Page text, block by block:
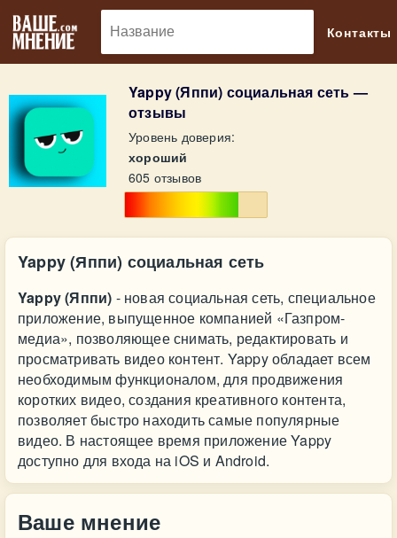
Контакты
​Yappy (Яппи) социальная сеть —
отзывы
Уровень доверия:
хороший
605 отзывов
​Yappy (Яппи) социальная сеть
Yappy (Яппи) - новая социальная сеть, специальное
приложение, выпущенное компанией «Газпром-
медиа», позволяющее снимать, редактировать и
просматривать видео контент. Yappy обладает всем
необходимым функционалом, для продвижения
коротких видео, создания креативного контента,
позволяет быстро находить самые популярные
видео. В настоящее время приложение Yappy
доступно для входа на iOS и Android.
Ваше мнение